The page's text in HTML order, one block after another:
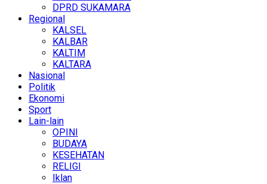
DPRD SUKAMARA
Regional
KALSEL
KALBAR
KALTIM
KALTARA
Nasional
Politik
Ekonomi
Sport
Lain-lain
OPINI
BUDAYA
KESEHATAN
RELIGI
Iklan